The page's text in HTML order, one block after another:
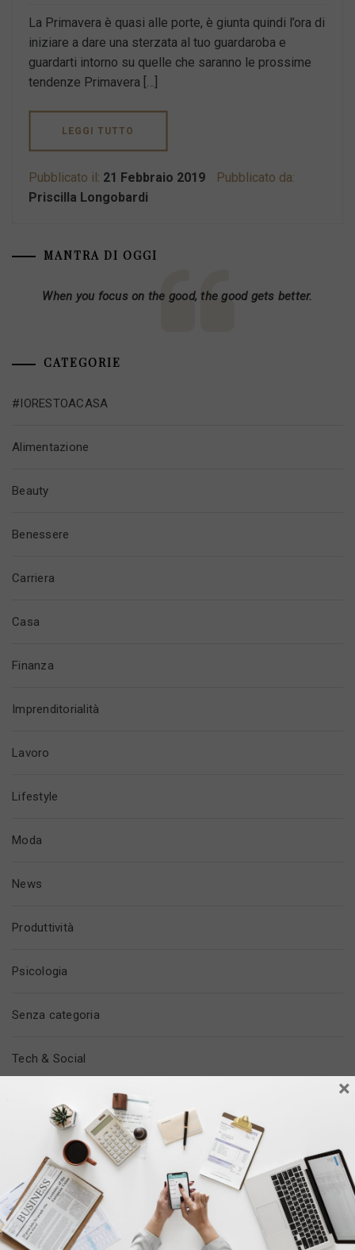
La Primavera è quasi alle porte, è giunta quindi l’ora di
iniziare a dare una sterzata al tuo guardaroba e
guardarti intorno su quelle che saranno le prossime
tendenze Primavera […]
LEGGI TUTTO
Pubblicato il: 21 Febbraio 2019
Pubblicato da:
Priscilla Longobardi
MANTRA DI OGGI
When you focus on the good, the good gets better.
CATEGORIE
#IORESTOACASA
Alimentazione
Beauty
Benessere
Carriera
Casa
Finanza
Imprenditorialità
Lavoro
Lifestyle
Moda
News
Produttività
Psicologia
Senza categoria
Tech & Social
Tempo Libero
Trovare Lavoro
Vita In Ufficio
×